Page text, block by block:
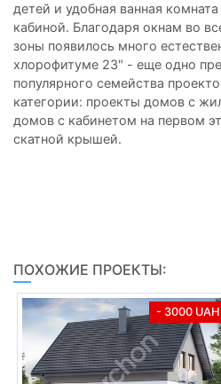
детей и удобная ванная
кабиной. Благодаря окнам во
зоны появилось много
хлорофитуме 23" - еще одно
популярного семейства
категории: проекты домов с
домов с кабинетом на первом
скатной крышей.
ПОХОЖИЕ ПРОЕКТЫ:
- 3000 UAH